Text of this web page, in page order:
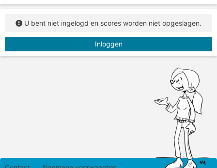
U bent niet ingelogd en scores worden niet opgeslagen.
Inloggen